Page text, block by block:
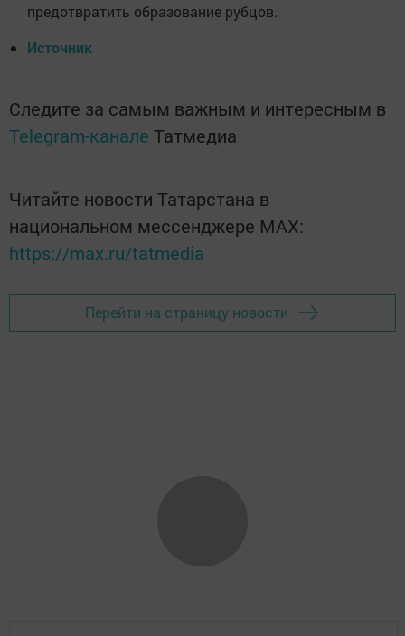
предотвратить образование рубцов.
Источник
Следите за самым важным и интересным в
Telegram-канале Татмедиа
Читайте новости Татарстана в
национальном мессенджере MАХ:
https://max.ru/tatmedia
Перейти на страницу новости